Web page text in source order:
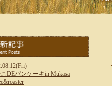
DEパンケーキin Mukasa